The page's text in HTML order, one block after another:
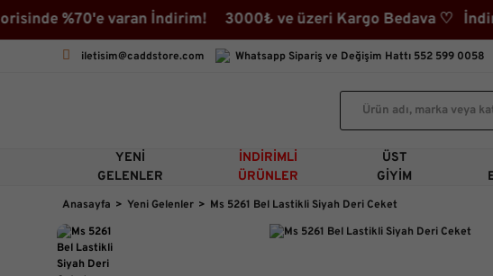
%70'e varan İndirim! 3000₺ ve üzeri Kargo Bedava ♡
iletisim@caddstore.com Whatsapp Sipariş ve Değişim Hattı 552 599 0058
YENI
GELENLER
İNDIRIMLI
ÜRÜNLER
ÜST
GIYIM
Anasayfa Yeni Gelenler Ms 5261 Bel Lastikli Siyah Deri Ceket